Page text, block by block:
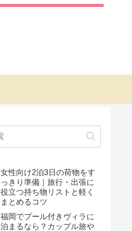
女性向け2泊3日の荷物をす
っきり準備｜旅行・出張に
役立つ持ち物リストと軽く
まとめるコツ
福岡でプール付きヴィラに
泊まるなら？カップル旅や